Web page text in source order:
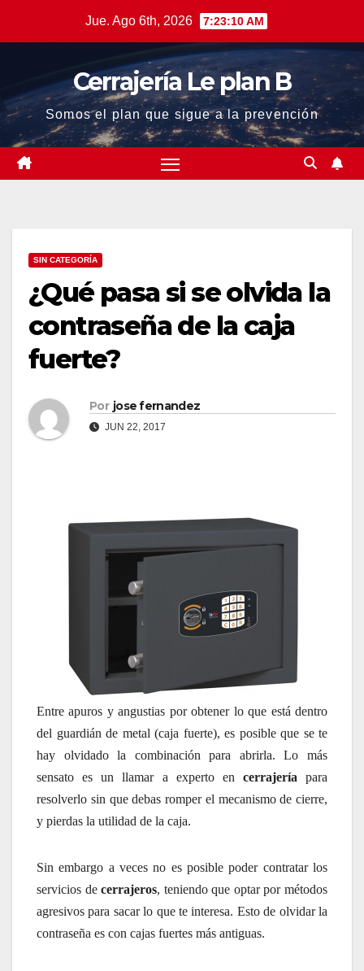
Jue. Ago 6th, 2026 7:23:10 AM
Cerrajería Le plan B
Somos el plan que sigue a la prevención
SIN CATEGORÍA
¿Qué pasa si se olvida la
contraseña de la caja
fuerte?
Por jose fernandez
JUN 22, 2017
Entre apuros y angustias por obtener lo que está dentro
del guardián de metal (caja fuerte), es posible que se te
hay olvidado la combinación para abrirla. Lo más
sensato es un llamar a experto en cerrajería para
resolverlo sin que debas romper el mecanismo de cierre,
y pierdas la utilidad de la caja.
Sin embargo a veces no es posible poder contratar los
servicios decerrajeros, teniendo que optar por métodos
agresivos para sacar lo que te interesa. Esto de olvidar la
contraseña es con cajas fuertes más antiguas.